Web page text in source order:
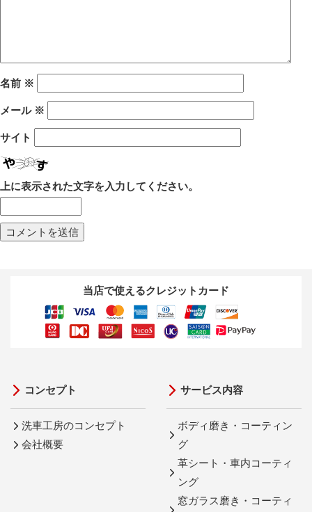
名前 ※
メール ※
サイト
上に表示された文字を入力してください。
当店で使えるクレジットカード
コンセプト
洗車工房のコンセプト
会社概要
サービス内容
ボディ磨き・コーティン
グ
革シート・車内コーティ
ング
窓ガラス磨き・コーティ